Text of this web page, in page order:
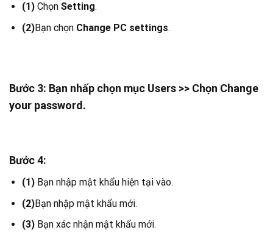
(1) Chọn Setting.
(2)Bạn chọn Change PC settings.
Bước 3: Bạn nhấp chọn mục Users >> Chọn Change
your password.
Bước 4:
(1) Bạn nhập mật khẩu hiện tại vào.
(2)Bạn nhập mật khẩu mới.
(3) Bạn xác nhận mật khẩu mới.